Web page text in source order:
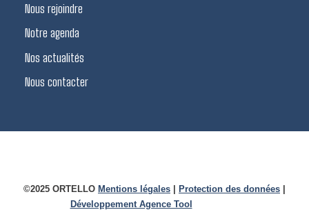
Nous rejoindre
Notre agenda
Nos actualités
Nous contacter
©2025 ORTELLO Mentions légales Protection des données
Développement Agence Tool